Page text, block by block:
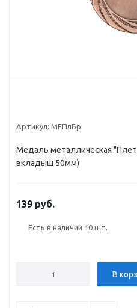
Артикул: MEПлБр
Медаль металлическая
вкладыш 50мм)
139 руб.
Есть в наличии 10 шт.
В